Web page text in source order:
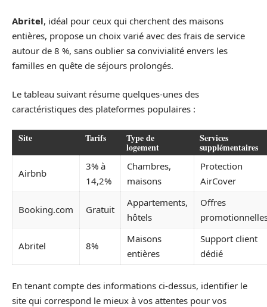
Abritel, idéal pour ceux qui cherchent des maisons
entières, propose un choix varié avec des frais de service
autour de 8 %, sans oublier sa convivialité envers les
familles en quête de séjours prolongés.
Le tableau suivant résume quelques-unes des
caractéristiques des plateformes populaires :
Site Tarifs Type de
logement
Services
supplémentaires
Airbnb
3% à
14,2%
Chambres,
maisons
Protection
AirCover
Booking.com Gratuit
Appartements,
hôtels
Offres
Abritel 8%
Maisons
entières
Support client
dédié
En tenant compte des informations ci-dessus, identifier le
site qui correspond le mieux à vos attentes pour vos